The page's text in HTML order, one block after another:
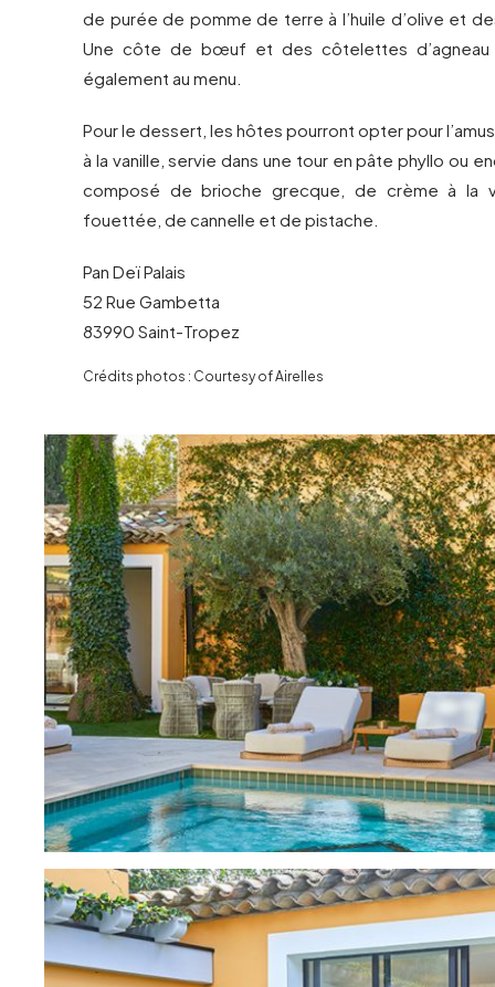
de purée de pomme de terre à l’huile d’olive et
Une côte de bœuf et des côtelettes d’agneau
également au menu.
Pour le dessert, les hôtes pourront opter pour
à la vanille, servie dans une tour en pâte phyllo ou
composé de brioche grecque, de crème à la
fouettée, de cannelle et de pistache.
Pan Deï Palais
52 Rue Gambetta
83990 Saint-Tropez
Crédits photos : Courtesy of Airelles